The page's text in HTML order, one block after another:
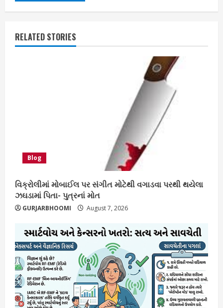
RELATED STORIES
Blog
વિક્રોલીમાં મોબાઈલ પર સંગીત મોટેથી વગાડવા પરથી થયેલા
ઝઘડામાં પિતા- પુત્રનાં મોત
GURJARBHOOMI August 7, 2026